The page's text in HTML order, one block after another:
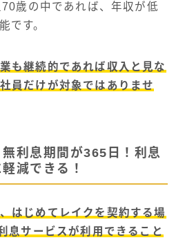
歳の中であれば、年収が低
です。
も継続的であれば収入と見な
員だけが対象ではありませ
無利息期間が365日！利息
減できる！
はじめてレイクを契約する場
息サービスが利用できること